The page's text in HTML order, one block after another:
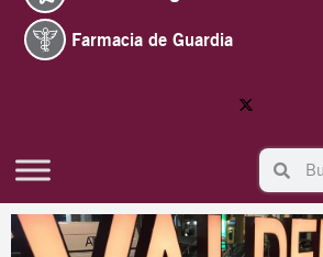
Farmacia de Guardia
Search